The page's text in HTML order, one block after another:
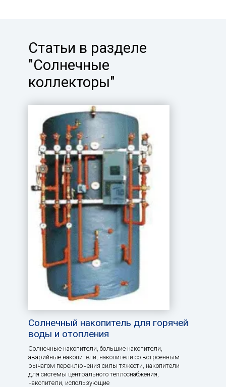
Статьи в разделе
"Солнечные
коллекторы"
Солнечный накопитель для горячей
воды и отопления
Солнечные накопители, большие накопители,
аварийные накопители, накопители со встроенным
рычагом переключения силы тяжести, накопители
для системы центрального теплоснабжения,
накопители, использующие